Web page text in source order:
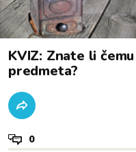
KVIZ: Znate li
predmeta?
0